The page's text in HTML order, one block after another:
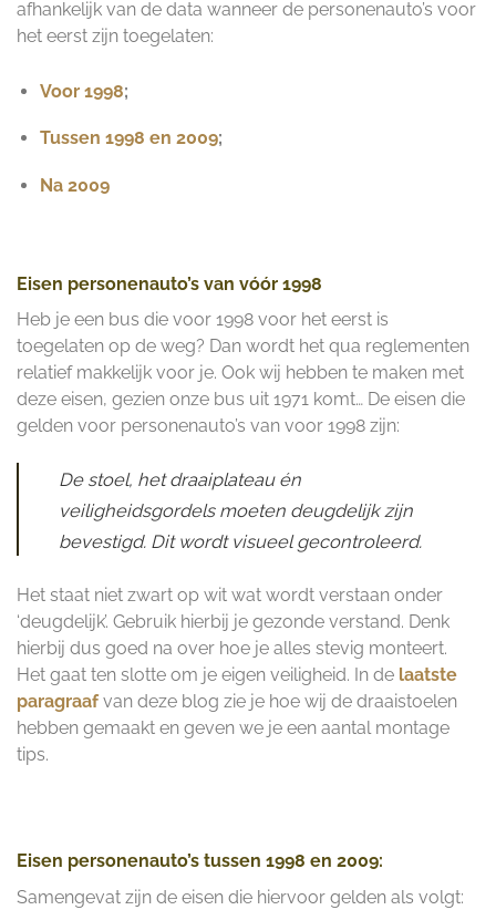
afhankelijk van de data wanneer de personenauto’s voor
het eerst zijn toegelaten:
Voor 1998;
Tussen 1998 en 2009;
Na 2009
Eisen personenauto’s van vóór 1998
Heb je een bus die voor 1998 voor het eerst is
toegelaten op de weg? Dan wordt het qua reglementen
relatief makkelijk voor je. Ook wij hebben te maken met
deze eisen, gezien onze bus uit 1971 komt… De eisen die
gelden voor personenauto’s van voor 1998 zijn:
De stoel, het draaiplateau én
veiligheidsgordels moeten deugdelijk zijn
bevestigd. Dit wordt visueel gecontroleerd.
Het staat niet zwart op wit wat wordt verstaan onder
‘deugdelijk’. Gebruik hierbij je gezonde verstand. Denk
hierbij dus goed na over hoe je alles stevig monteert.
Het gaat ten slotte om je eigen veiligheid. In de laatste
paragraafvan deze blog zie je hoe wij de draaistoelen
hebben gemaakt en geven we je een aantal montage
tips.
Eisen personenauto’s tussen 1998 en 2009:
Samengevat zijn de eisen die hiervoor gelden als volgt: